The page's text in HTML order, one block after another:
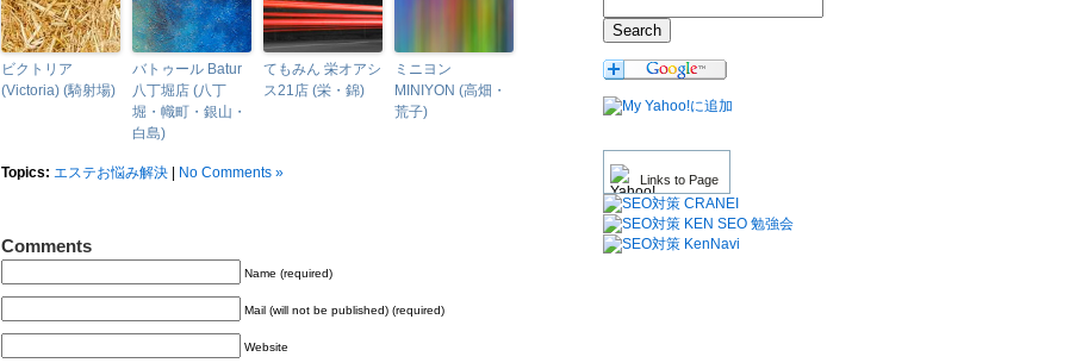
Links to Page
ビクトリア
(Victoria) (騎射場)
バトゥール Batur
八丁堀店 (八丁
堀・幟町・銀山・
白島)
てもみん 栄オアシ
ス21店 (栄・錦)
ミニヨン
MINIYON (高畑・
荒子)
Topics: エステお悩み解決 No Comments »
Comments
Name (required)
Mail (will not be published) (required)
Website